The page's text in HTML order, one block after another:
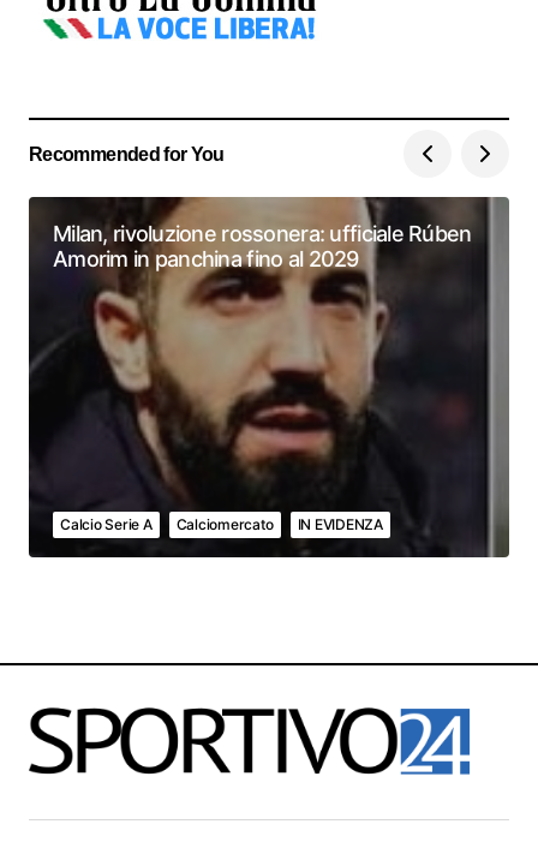
Recommended for You
Milan, rivoluzione rossonera: ufficiale Rúben
Amorim in panchina fino al 2029
Calcio Serie A Calciomercato IN EVIDENZA